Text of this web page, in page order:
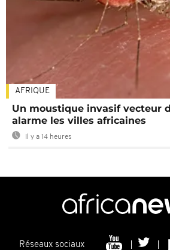
AFRIQUE
Un moustique invasif vecteur
alarme les villes africaines
Il y a 14 heures
Réseaux sociaux